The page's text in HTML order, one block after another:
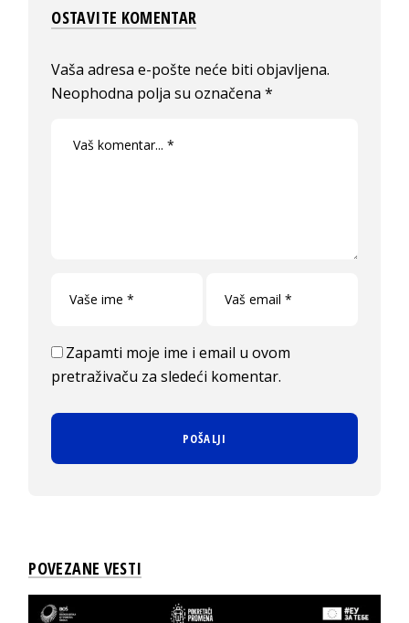
OSTAVITE KOMENTAR
Vaša adresa e-pošte neće biti objavljena.
Neophodna polja su označena*
Zapamti moje ime i email u ovom
pretraživaču za sledeći komentar.
POVEZANE VESTI